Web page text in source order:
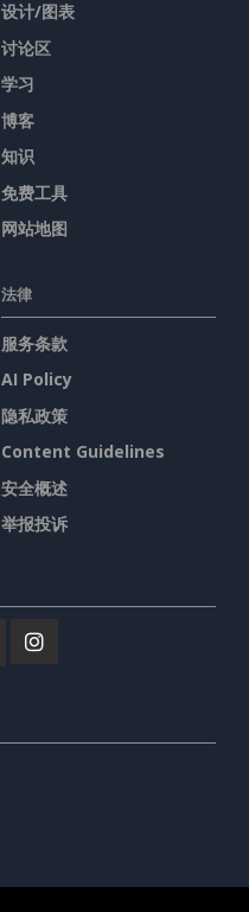
设计/图表
讨论区
学习
博客
知识
免费工具
网站地图
法律
服务条款
AI Policy
隐私政策
Content Guidelines
安全概述
举报投诉